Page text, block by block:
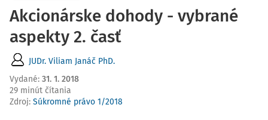
Akcionárske dohody - vybrané
aspekty 2. časť
JUDr. Viliam Janáč PhD.
Vydané: 31. 1. 2018
29 minút čítania
Zdroj: Súkromné právo 1/2018